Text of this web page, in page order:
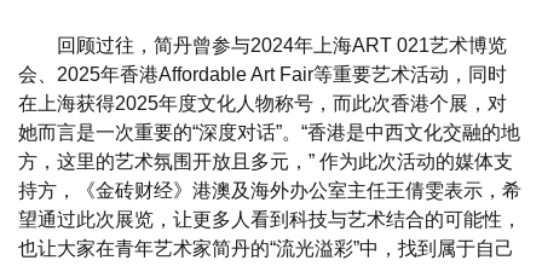
回顾过往，简丹曾参与2024年上海ART 021艺术博览
会、2025年香港Affordable Art Fair等重要艺术活动，同时
在上海获得2025年度文化人物称号，而此次香港个展，对
她而言是一次重要的“深度对话”。“香港是中西文化交融的地
方，这里的艺术氛围开放且多元，” 作为此次活动的媒体支
持方，《金砖财经》港澳及海外办公室主任王倩雯表示，希
望通过此次展览，让更多人看到科技与艺术结合的可能性，
也让大家在青年艺术家简丹的“流光溢彩”中，找到属于自己